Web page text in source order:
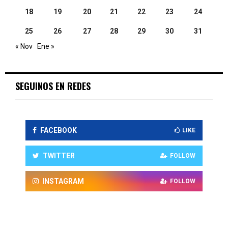
18 19 20 21 22 23 24
25 26 27 28 29 30
31
« Nov
Ene »
SEGUINOS EN REDES
FACEBOOK LIKE
TWITTER FOLLOW
INSTAGRAM FOLLOW